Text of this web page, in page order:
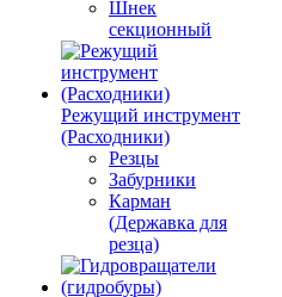
Шнек
секционный
Режущий инструмент
(Расходники)
Резцы
Забурники
Карман
(Державка для
резца)